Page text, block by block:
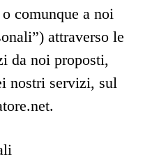
comunque a noi
attraverso le
da noi proposti,
nostri servizi, sul